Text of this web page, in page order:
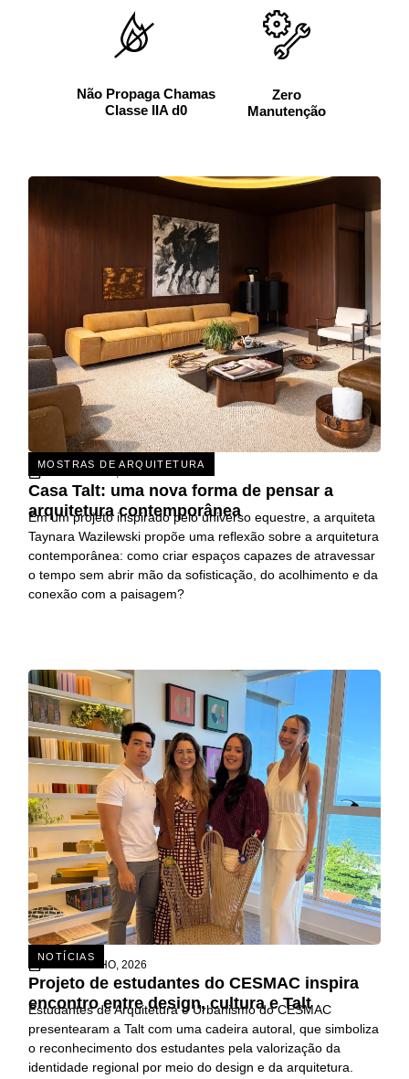
Não Propaga Chamas
Classe IIA d0
Zero
Manutenção
MOSTRAS DE ARQUITETURA
31 DE JULHO, 2026
Casa Talt: uma nova forma de pensar a
arquitetura contemporânea
Em um projeto inspirado pelo universo equestre, a arquiteta
Taynara Wazilewski propõe uma reflexão sobre a arquitetura
contemporânea: como criar espaços capazes de atravessar
o tempo sem abrir mão da sofisticação, do acolhimento e da
conexão com a paisagem?
NOTÍCIAS
15 DE JULHO, 2026
Projeto de estudantes do CESMAC inspira
encontro entre design, cultura e Talt
Estudantes de Arquitetura e Urbanismo do CESMAC
presentearam a Talt com uma cadeira autoral, que simboliza
o reconhecimento dos estudantes pela valorização da
identidade regional por meio do design e da arquitetura.